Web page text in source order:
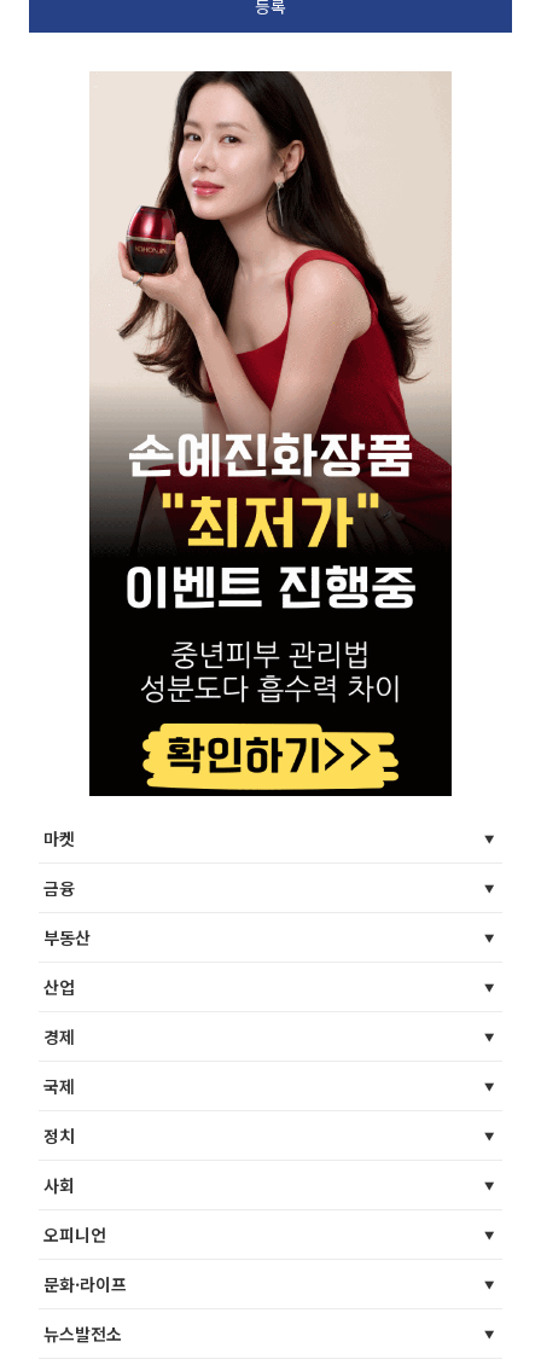
마켓
금융
부동산
산업
경제
국제
정치
사회
오피니언
문화·라이프
뉴스발전소